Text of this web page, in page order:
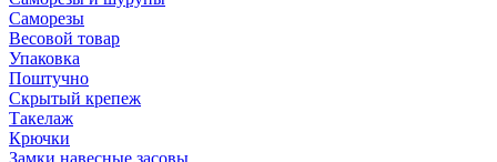
Саморезы
Весовой товар
Упаковка
Поштучно
Скрытый крепеж
Такелаж
Крючки
Замки навесные,засовы